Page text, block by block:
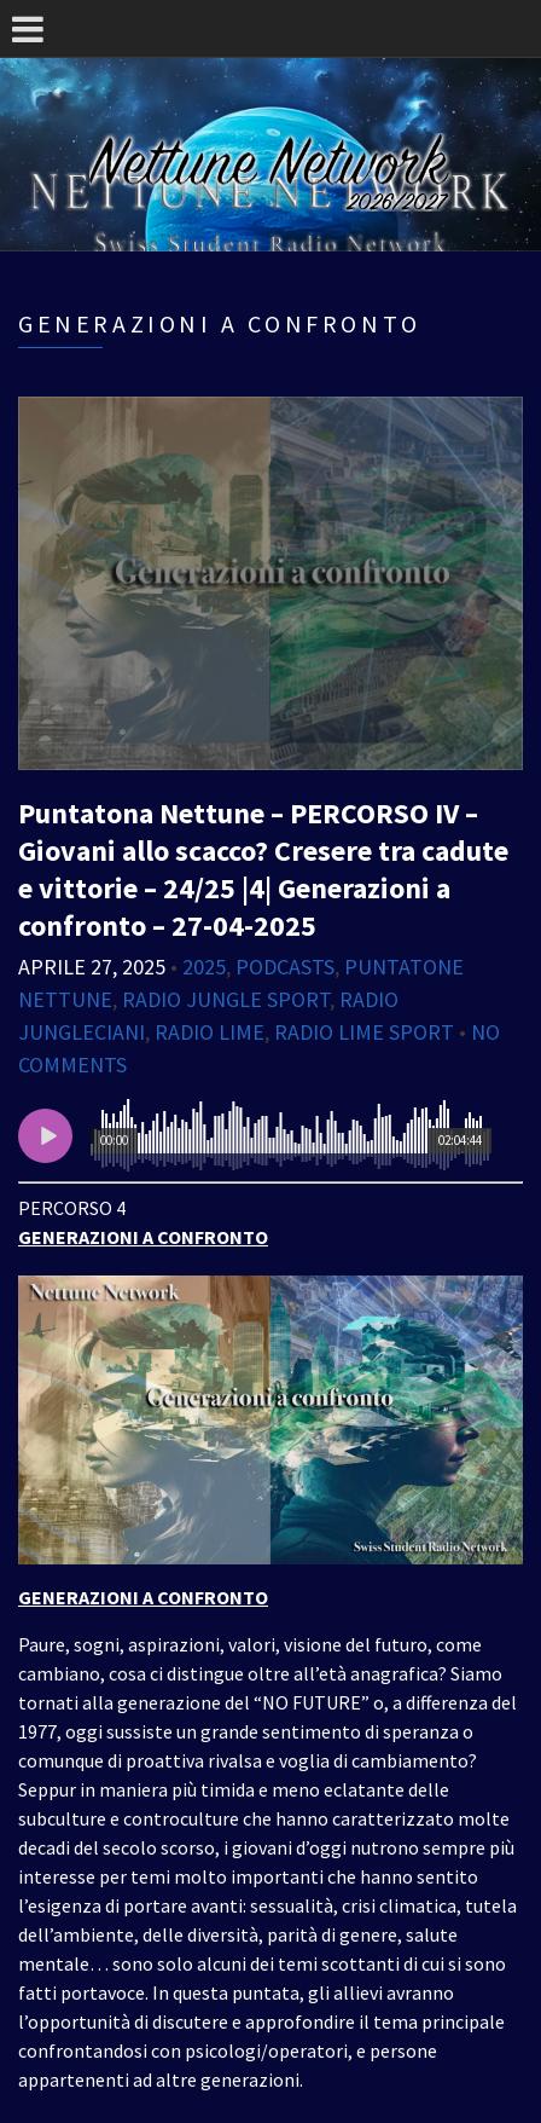
GENERAZIONI A CONFRONTO
Puntatona Nettune – PERCORSO IV –
Giovani allo scacco? Cresere tra cadute
e vittorie – 24/25 |4| Generazioni a
confronto – 27-04-2025
APRILE 27, 2025 • 2025, PODCASTS, PUNTATONE
NETTUNE, RADIO JUNGLE SPORT, RADIO
JUNGLECIANI, RADIO LIME, RADIO LIME SPORT • NO
COMMENTS
02:04:44
00:00
PERCORSO 4
GENERAZIONI A CONFRONTO
GENERAZIONI A CONFRONTO
Paure, sogni, aspirazioni, valori, visione del futuro, come
cambiano, cosa ci distingue oltre all’età anagrafica? Siamo
tornati alla generazione del “NO FUTURE” o, a differenza del
1977, oggi sussiste un grande sentimento di speranza o
comunque di proattiva rivalsa e voglia di cambiamento?
Seppur in maniera più timida e meno eclatante delle
subculture e controculture che hanno caratterizzato molte
decadi del secolo scorso, i giovani d’oggi nutrono sempre più
interesse per temi molto importanti che hanno sentito
l’esigenza di portare avanti: sessualità, crisi climatica, tutela
dell’ambiente, delle diversità, parità di genere, salute
mentale… sono solo alcuni dei temi scottanti di cui si sono
fatti portavoce. In questa puntata, gli allievi avranno
l’opportunità di discutere e approfondire il tema principale
confrontandosi con psicologi/operatori, e persone
appartenenti ad altre generazioni.